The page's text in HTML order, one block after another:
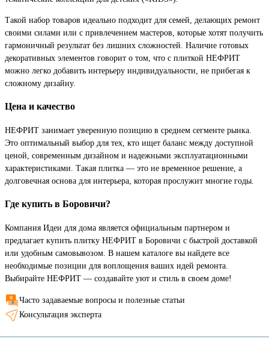
Такой набор товаров идеально подходит для семей, делающих ремонт
своими силами или с привлечением мастеров, которые хотят получить
гармоничный результат без лишних сложностей. Наличие готовых
декоративных элементов говорит о том, что с плиткой НЕФРИТ
можно легко добавить интерьеру индивидуальности, не прибегая к
сложному дизайну.
Цена и качество
НЕФРИТ занимает уверенную позицию в среднем сегменте рынка.
Это оптимальный выбор для тех, кто ищет баланс между доступной
ценой, современным дизайном и надежными эксплуатационными
характеристиками. Такая плитка — это не временное решение, а
долговечная основа для интерьера, которая прослужит многие годы.
Где купить в Боровичи?
Компания Идеи для дома является официальным партнером и
предлагает купить плитку НЕФРИТ в Боровичи с быстрой доставкой
или удобным самовывозом. В нашем каталоге вы найдете все
необходимые позиции для воплощения ваших идей ремонта.
Выбирайте НЕФРИТ — создавайте уют и стиль в своем доме!
Часто задаваемые вопросы и полезные статьи
Консультация эксперта